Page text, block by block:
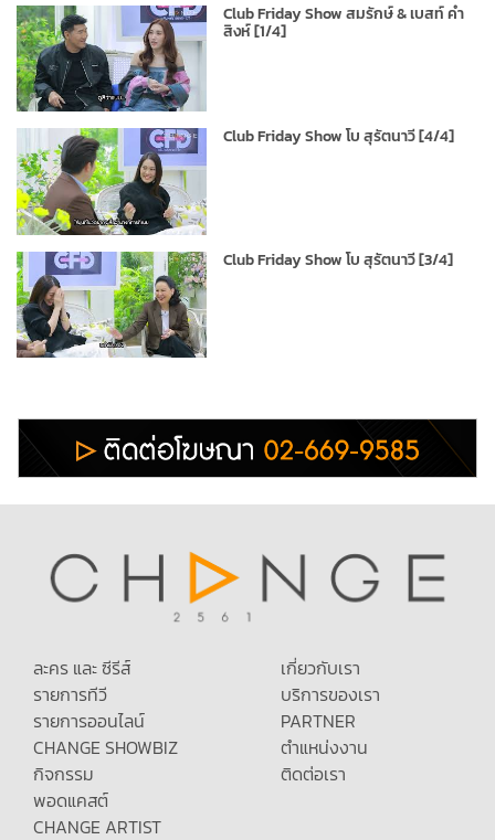
Club Friday Show สมรักษ์ & เบสท์ คำ
สิงห์ [1/4]
Club Friday Show โบ สุรัตนาวี [4/4]
Club Friday Show โบ สุรัตนาวี [3/4]
ละคร และ ซีรีส์
รายการทีวี
รายการออนไลน์
CHANGE SHOWBIZ
กิจกรรม
พอดแคสต์
CHANGE ARTIST
เกี่ยวกับเรา
บริการของเรา
PARTNER
ตำแหน่งงาน
ติดต่อเรา